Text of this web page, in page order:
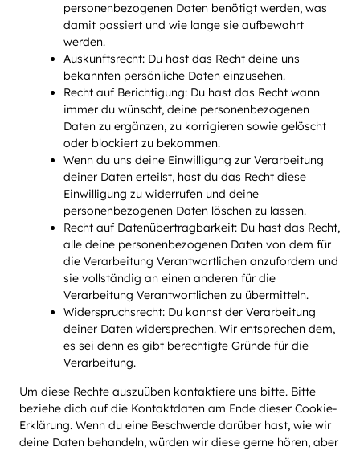
personenbezogenen Daten benötigt werden, was
damit passiert und wie lange sie aufbewahrt
werden.
Auskunftsrecht: Du hast das Recht deine uns
bekannten persönliche Daten einzusehen.
Recht auf Berichtigung: Du hast das Recht wann
immer du wünscht, deine personenbezogenen
Daten zu ergänzen, zu korrigieren sowie gelöscht
oder blockiert zu bekommen.
Wenn du uns deine Einwilligung zur Verarbeitung
deiner Daten erteilst, hast du das Recht diese
Einwilligung zu widerrufen und deine
personenbezogenen Daten löschen zu lassen.
Recht auf Datenübertragbarkeit: Du hast das Recht,
alle deine personenbezogenen Daten von dem für
die Verarbeitung Verantwortlichen anzufordern und
sie vollständig an einen anderen für die
Verarbeitung Verantwortlichen zu übermitteln.
Widerspruchsrecht: Du kannst der Verarbeitung
deiner Daten widersprechen. Wir entsprechen dem,
es sei denn es gibt berechtigte Gründe für die
Verarbeitung.
Um diese Rechte auszuüben kontaktiere uns bitte. Bitte
beziehe dich auf die Kontaktdaten am Ende dieser Cookie-
Erklärung. Wenn du eine Beschwerde darüber hast, wie wir
deine Daten behandeln, würden wir diese gerne hören, aber